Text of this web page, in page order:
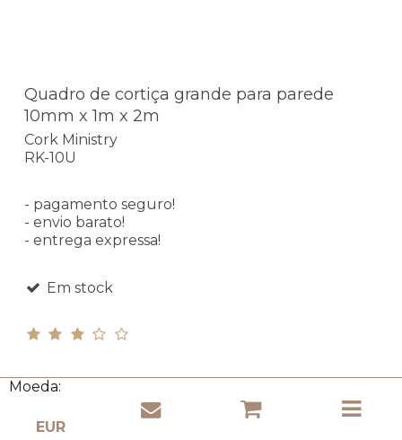
Moeda:
Quadro de cortiça grande para parede
10mm x 1m x 2m
Cork Ministry
RK-10U
- pagamento seguro!
- envio barato!
- entrega expressa!
Em stock
(incl. IVA)